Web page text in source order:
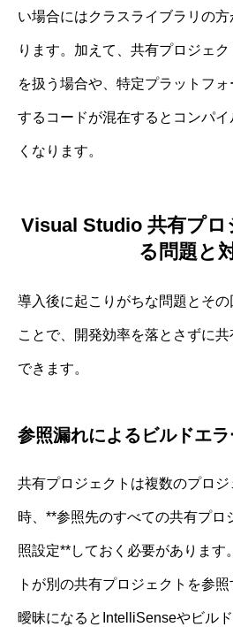
い場合にはクラスライブラリの
ります。加えて、共有プロジェ
を扱う場合や、特定プラットフ
するコードが混在するとコンパ
くなります。
Visual Studio 共有プロ
る問題と
導入後に起こりがちな問題とその
ことで、開発効率を落とさずに
できます。
参照漏れによるビルドエラ
共有プロジェクトは複数のプロ
時、**参照先のすべての共有プロ
照設定**しておく必要があります
トが別の共有プロジェクトを参
曖昧になるとIntelliSenseやビル